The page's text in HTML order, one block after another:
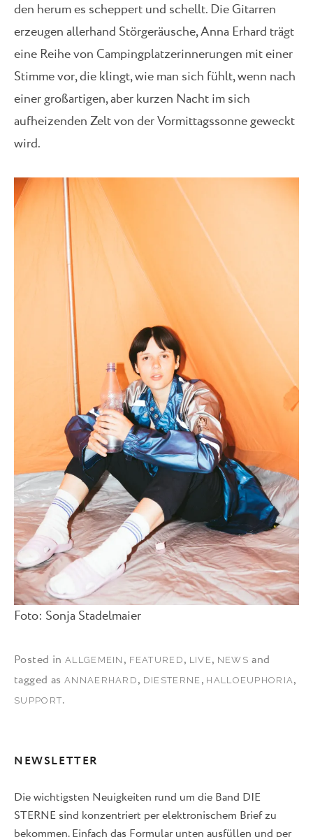
den herum es scheppert und schellt. Die Gitarren
erzeugen allerhand Störgeräusche, Anna Erhard trägt
eine Reihe von Campingplatzerinnerungen mit einer
Stimme vor, die klingt, wie man sich fühlt, wenn nach
einer großartigen, aber kurzen Nacht im sich
aufheizenden Zelt von der Vormittagssonne geweckt
wird.
Foto: Sonja Stadelmaier
Posted in ALLGEMEIN , FEATURED , LIVE, NEWS and
tagged asANNAERHARD , DIESTERNE , HALLOEUPHORIA,
SUPPORT.
NEWSLETTER
Die wichtigsten Neuigkeiten rund um die Band DIE
STERNE sind konzentriert per elektronischem Brief zu